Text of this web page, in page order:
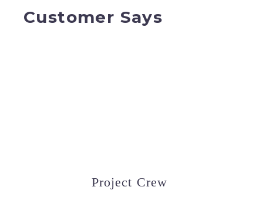
Customer Says
Project Crew